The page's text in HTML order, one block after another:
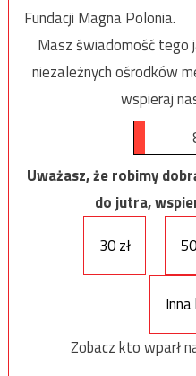
Fundacji Magna Polonia.
Masz świadomość
niezależnych ośrodków
wspieraj
Uważasz, że robimy
do jutra,
30 zł
Zobacz kto wparł